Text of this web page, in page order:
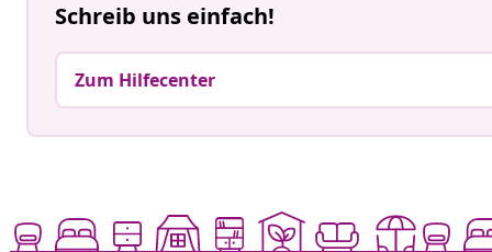
Schreib uns einfach!
Zum Hilfecenter